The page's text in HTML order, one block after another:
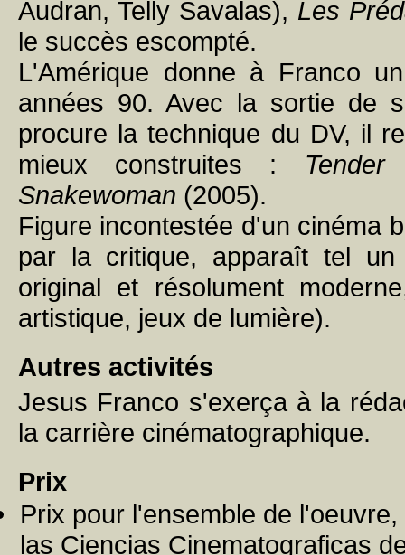
Audran, Telly Savalas), Les
le succès escompté.
L'Amérique donne à Franco
années 90. Avec la sortie de
procure la technique du DV, il
mieux construites : Tender
Snakewoman (2005).
Figure incontestée d'un cinéma
par la critique, apparaît tel
original et résolument
artistique, jeux de lumière).
Autres activités
Jesus Franco s'exerça à la
la carrière cinématographique.
Prix
Prix pour l'ensemble de
las Ciencias Cinematograficas